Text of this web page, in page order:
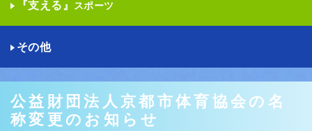
『支える』 スポーツ
その他
公益財団法人京都市体育協会の名
称変更のお知らせ